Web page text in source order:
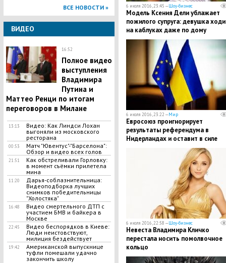
ВСЕ НОВОСТИ »
ВИДЕО
16:52
Полное видео
выступления
Владимира
Путина и
Маттео Ренци по итогам
переговоров в Милане
13:13
Видео: Как Линдси Лохан
выгоняли из московского
ресторана
00:53
Матч "Ювентус"-"Барселона":
Обзор и видео всех голов
21:51
Как обстреливали Горловку:
в момент съёмки прилетела
мина
11:20
Дарья-соблазнительница:
Видеоподборка лучших
снимков победительницы
"Холостяка"
16:48
Видео смертельного ДТП с
участием БМВ и байкера в
Москве
22:45
Видео беспорядков в Киеве:
Люди неистовствуют,
милиция бездействует
19:42
Американской выпускнице
туфли помешали удачно
закончить школу
6 июля 2016, 23:45 —Шоу-бизнес
Модель Ксения Дели ублажает
пожилого супруга: девушка
на каблуках даже по дому
6 июля 2016, 23:22 —Мир
Евросоюз проигнорирует
результаты референдума в
Нидерландах и оставит в силе
соглашение об ассоциации с
6 июля 2016, 22:58 —Шоу-бизнес
Невеста Владимира Кличко
перестала носить помолвочное
кольцо